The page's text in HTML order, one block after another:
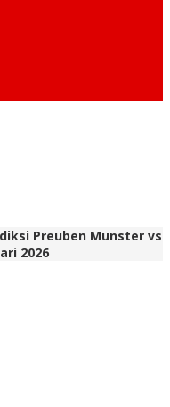
Preuben Munster vs
2026